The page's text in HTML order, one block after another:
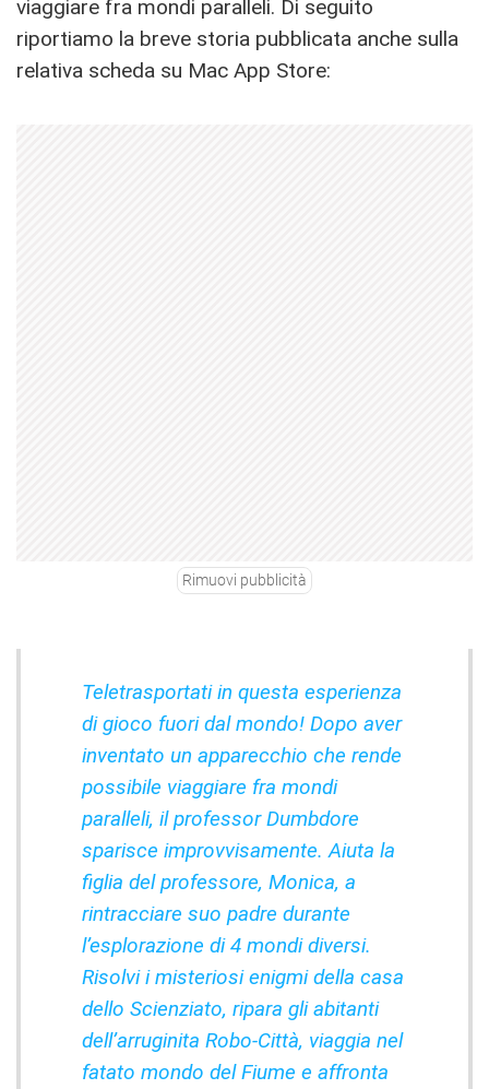
viaggiare fra mondi paralleli. Di seguito
riportiamo la breve storia pubblicata anche sulla
relativa scheda su Mac App Store:
Rimuovi pubblicità
Teletrasportati in questa esperienza
di gioco fuori dal mondo! Dopo aver
inventato un apparecchio che rende
possibile viaggiare fra mondi
paralleli, il professor Dumbdore
sparisce improvvisamente. Aiuta la
figlia del professore, Monica, a
rintracciare suo padre durante
l’esplorazione di 4 mondi diversi.
Risolvi i misteriosi enigmi della casa
dello Scienziato, ripara gli abitanti
dell’arruginita Robo-Città, viaggia nel
fatato mondo del Fiume e affronta